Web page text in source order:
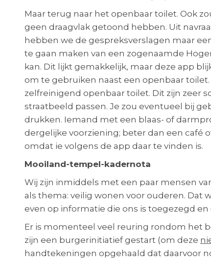
Maar terug naar het openbaar toilet. Ook
geen draagvlak getoond hebben. Uit
hebben we de gespreksverslagen maar
te gaan maken van een zogenaamde
kan. Dit lijkt gemakkelijk, maar deze app
om te gebruiken naast een openbaar
zelfreinigend openbaar toilet. Dit zijn zeer
straatbeeld passen. Je zou eventueel bij
drukken. Iemand met een blaas- of
dergelijke voorziening; beter dan een café
omdat ie volgens de app daar te vinden is.
Mooiland-tempel-kadernota
Wij zijn inmiddels met een paar mensen
als thema: veilig wonen voor ouderen. Dat
even op informatie die ons is toegezegd
Er is momenteel veel reuring rondom het
zijn een burgerinitiatief gestart (om deze
handtekeningen opgehaald dat daarvoor